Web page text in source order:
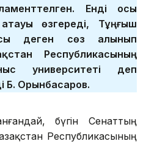
Енді осы
атауы өзгереді, Тұңғыш
деген сөз алынып
Республикасының
университеті деп
Б. Орынбасаров.
бүгін Сенаттың
Республикасының